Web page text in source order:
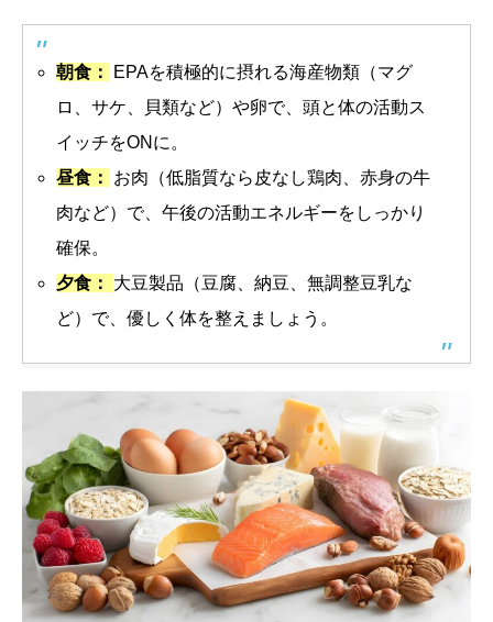
朝食：
EPAを積極的に摂れる海産物類（マグ
ロ、サケ、貝類など）や卵で、頭と体の活動ス
イッチをONに。
昼食：
お肉（低脂質なら皮なし鶏肉、赤身の牛
肉など）で、午後の活動エネルギーをしっかり
確保。
夕食： 大豆製品（豆腐、納豆、無調整豆乳な
ど）で、優しく体を整えましょう。